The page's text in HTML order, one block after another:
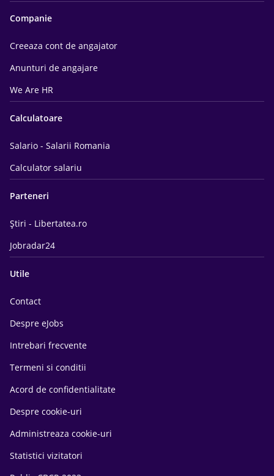
Companie
Creeaza cont de angajator
Anunturi de angajare
We Are HR
Calculatoare
Salario - Salarii Romania
Calculator salariu
Parteneri
Știri - Libertatea.ro
Jobradar24
Utile
Contact
Despre eJobs
Intrebari frecvente
Termeni si conditii
Acord de confidentialitate
Despre cookie-uri
Administreaza cookie-uri
Statistici vizitatori